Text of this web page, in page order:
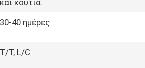
και κουτιά.
30-40 ημέρες
T/T, L/C